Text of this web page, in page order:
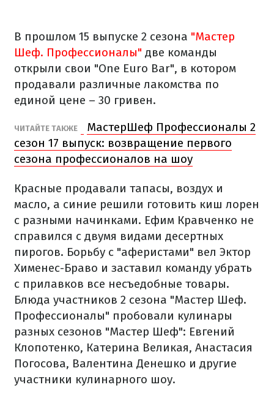
В прошлом 15 выпуске 2 сезона "Мастер
Шеф. Профессионалы" две команды
открыли свои "One Euro Bar", в котором
продавали различные лакомства по
единой цене – 30 гривен.
ЧИТАЙТЕ ТАКЖЕ
МастерШеф Профессионалы 2
сезон 17 выпуск: возвращение первого
сезона профессионалов на шоу
Красные продавали тапасы, воздух и
масло, а синие решили готовить киш лорен
с разными начинками. Ефим Кравченко не
справился с двумя видами десертных
пирогов. Борьбу с "аферистами" вел Эктор
Хименес-Браво и заставил команду убрать
с прилавков все несъедобные товары.
Блюда участников 2 сезона "Мастер Шеф.
Профессионалы" пробовали кулинары
разных сезонов "Мастер Шеф": Евгений
Клопотенко, Катерина Великая, Анастасия
Погосова, Валентина Денешко и другие
участники кулинарного шоу.